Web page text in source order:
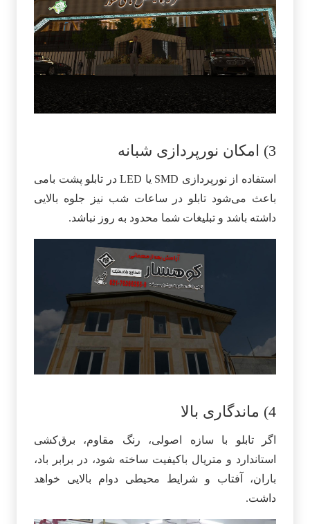
3) امکان نورپردازی شبانه
استفاده از نورپردازی SMD یا LED در تابلو پشت بامی
باعث می‌شود تابلو در ساعات شب نیز جلوه بالایی
داشته باشد و تبلیغات شما محدود به روز نباشد.
4) ماندگاری بالا
اگر تابلو با سازه اصولی، رنگ مقاوم، برق‌کشی
استاندارد و متریال باکیفیت ساخته شود، در برابر باد،
باران، آفتاب و شرایط محیطی دوام بالایی خواهد
داشت.